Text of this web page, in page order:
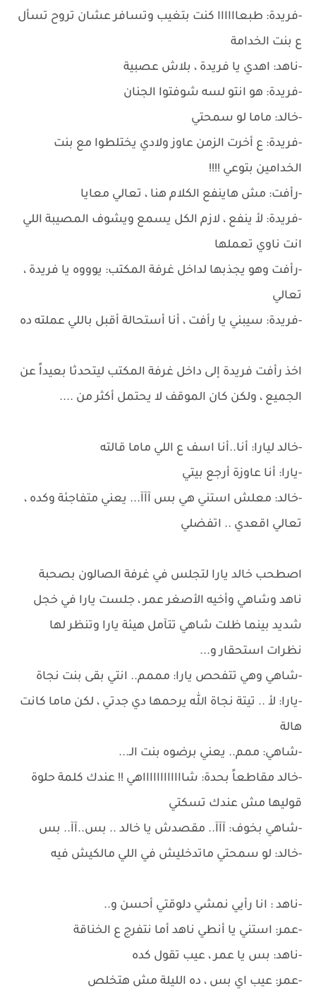
-فريدة: طبعاااااا كنت بتغيب وتسافر عشان تروح تسأل
ع بنت الخدامة
-ناهد: اهدي يا فريدة ، بلاش عصبية
-فريدة: هو انتو لسه شوفتوا الجنان
-خالد: ماما لو سمحتي
-فريدة: ع أخرت الزمن عاوز ولادي يختلطوا مع بنت
الخدامين بتوعي !!!!
-رأفت: مش هاينفع الكلام هنا ، تعالي معايا
-فريدة: لأ ينفع ، لازم الكل يسمع ويشوف المصيبة اللي
انت ناوي تعملها
-رأفت وهو يجذبها لداخل غرفة المكتب: يوووه يا فريدة ،
تعالي
-فريدة: سيبني يا رأفت ، أنا أستحالة أقبل باللي عملته ده
اخذ رأفت فريدة إلى داخل غرفة المكتب ليتحدثا بعيداً عن
الجميع ، ولكن كان الموقف لا يحتمل أكثر من ....
-خالد ليارا: أنا..أنا اسف ع اللي ماما قالته
-يارا: أنا عاوزة أرجع بيتي
-خالد: معلش استني هي بس آآآ... يعني متفاجئة وكده ،
تعالي اقعدي .. اتفضلي
اصطحب خالد يارا لتجلس في غرفة الصالون بصحبة
ناهد وشاهي وأخيه الأصغر عمر ، جلست يارا في خجل
شديد بينما ظلت شاهي تتآمل هيئة يارا وتنظر لها
نظرات استحقار و...
-شاهي وهي تتفحص يارا: مممم.. انتي بقى بنت نجاة
-يارا: لأ .. تيتة نجاة الله يرحمها دي جدتي ، لكن ماما كانت
هالة
-شاهي: ممم.. يعني برضوه بنت الـ...
-خالد مقاطعاً بحدة: شااااااااااااهي !! عندك كلمة حلوة
قوليها مش عندك تسكتي
-شاهي بخوف: آآآ.. مقصدش يا خالد .. بس..آآ.. بس
-خالد: لو سمحتي ماتدخليش في اللي مالكيش فيه
-ناهد : انا رأيي نمشي دلوقتي أحسن و..
-عمر: استني يا أنطي ناهد أما نتفرج ع الخناقة
-ناهد: بس يا عمر ، عيب تقول كده
-عمر: عيب اي بس ، ده الليلة مش هتخلص